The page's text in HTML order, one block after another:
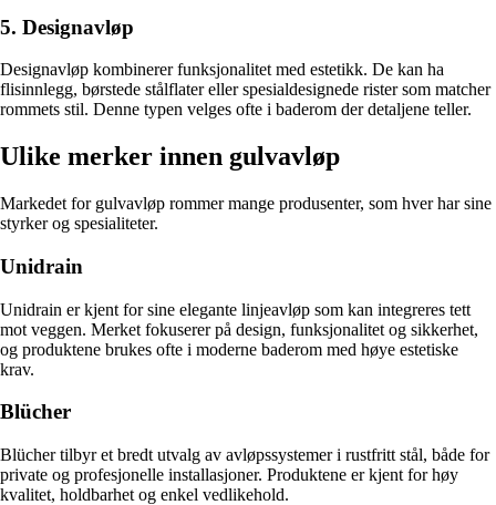
5. Designavløp
Designavløp kombinerer funksjonalitet med estetikk. De kan ha
flisinnlegg, børstede stålflater eller spesialdesignede rister som matcher
rommets stil. Denne typen velges ofte i baderom der detaljene teller.
Ulike merker innen gulvavløp
Markedet for gulvavløp rommer mange produsenter, som hver har sine
styrker og spesialiteter.
Unidrain
Unidrain er kjent for sine elegante linjeavløp som kan integreres tett
mot veggen. Merket fokuserer på design, funksjonalitet og sikkerhet,
og produktene brukes ofte i moderne baderom med høye estetiske
krav.
Blücher
Blücher tilbyr et bredt utvalg av avløpssystemer i rustfritt stål, både for
private og profesjonelle installasjoner. Produktene er kjent for høy
kvalitet, holdbarhet og enkel vedlikehold.